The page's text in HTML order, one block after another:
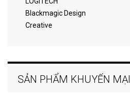
Blackmagic Design
Creative
SẢN PHẨM KHUYẾN MẠI